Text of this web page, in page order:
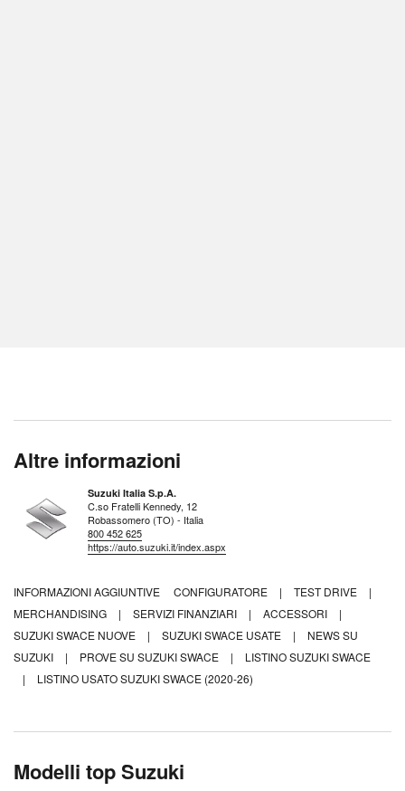
Altre informazioni
Suzuki Italia S.p.A.
C.so Fratelli Kennedy, 12
Robassomero (TO) - Italia
800 452 625
https://auto.suzuki.it/index.aspx
INFORMAZIONI AGGIUNTIVE CONFIGURATORE | TEST DRIVE
|
MERCHANDISING
| SERVIZI FINANZIARI | ACCESSORI
|
SUZUKI SWACE NUOVE
| SUZUKI SWACE USATE |
NEWS SU
SUZUKI
| PROVE SU SUZUKI SWACE |
LISTINO SUZUKI SWACE
|
LISTINO USATO SUZUKI SWACE (2020-26)
Modelli top Suzuki